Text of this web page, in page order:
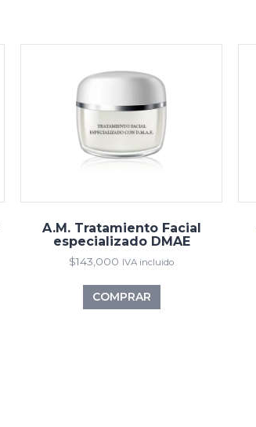
A.M. Tratamiento Facial
especializado DMAE
$143,000 IVA incluido
COMPRAR